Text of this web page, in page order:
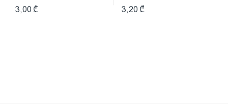
3,00 ₾ 3,20 ₾